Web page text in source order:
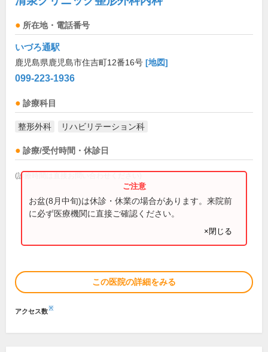
所在地・電話番号
いづろ通駅
鹿児島県鹿児島市住吉町12番16号 [地図]
099-223-1936
診療科目
整形外科 リハビリテーション科
診療/受付時間・休診日
(診療時間は直接お問い合わせください)
お盆(8月中旬)は休診・休業の場合があります。来院前
に必ず医療機関に直接ご確認ください。
×閉じる
この医院の詳細をみる
アクセス数※